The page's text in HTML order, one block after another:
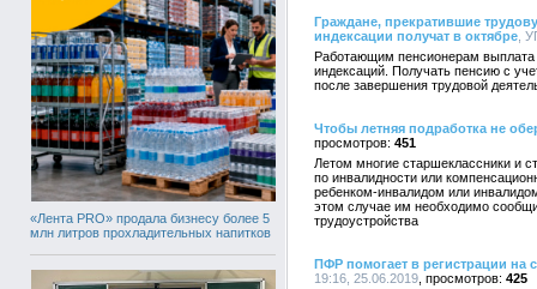
«Лента PRO» продала бизнесу более 5
млн литров прохладительных напитков
Граждане, прекратившие
индексации получат в октябре ,
Работающим пенсионерам выплата
индексаций. Получать пенсию с
после завершения трудовой
Чтобы летняя подработка не
451
Летом многие старшеклассники и
по инвалидности или
ребенком-инвалидом или
этом случае им необходимо
трудоустройства
ПФР помогает в регистрации на
19:16, 25.06.2019
425